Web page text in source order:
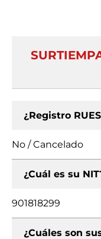
¿Registro
No / Cancelado
¿Cuál es su
901818299
¿Cuáles son